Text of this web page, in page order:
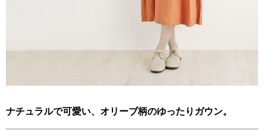
ナチュラルで可愛い、オリーブ柄のゆったりガウン。